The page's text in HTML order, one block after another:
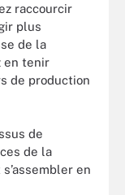
raccourcir
plus
de la
en tenir
de production
de
de la
en